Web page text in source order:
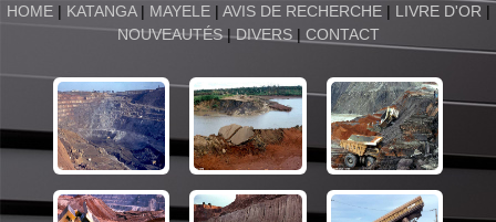
HOME | KATANGA| MAYELE| AVIS DE RECHERCHE| LIVRE D'OR |
NOUVEAUTÉS|DIVERS| CONTACT